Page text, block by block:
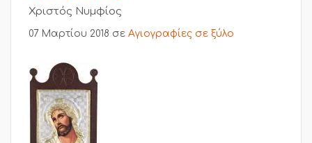
Χριστός Νυμφίος
07 Μαρτίου 2018 σε Αγιογραφίες σε ξύλο